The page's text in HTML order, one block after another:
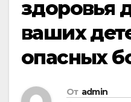
здоровья
ваших
опасных
От admin